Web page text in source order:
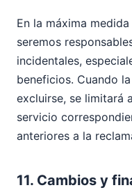
En la máxima
seremos
incidentales,
beneficios. Cuando
excluirse, se limitará
servicio
anteriores a la
11. Cambios y